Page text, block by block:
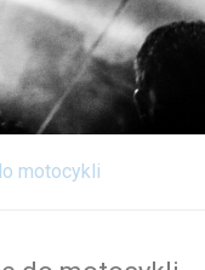
motocykli